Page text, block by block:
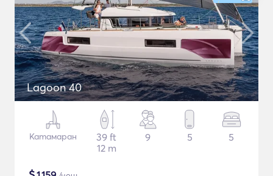
Lagoon 40
Катамаран
39 ft
12 m
9 5 5